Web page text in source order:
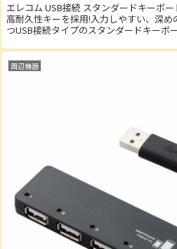
エレコム USB接続 スタンダードキーボ
高耐久性キーを採用!入力しやすい、深
つUSB接続タイプのスタンダードキー
周辺機器